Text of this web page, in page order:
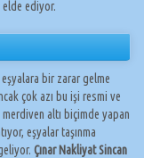
elde ediyor.
bir zarar gelme
çok azı bu işi resmi ve
altı biçimde yapan
eşyalar taşınma
Çınar Nakliyat Sincan